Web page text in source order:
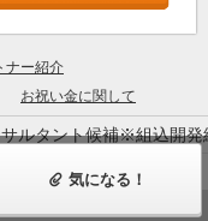
気になる！
ナー紹介
お祝い金に関して
ルタント候補※組込開発